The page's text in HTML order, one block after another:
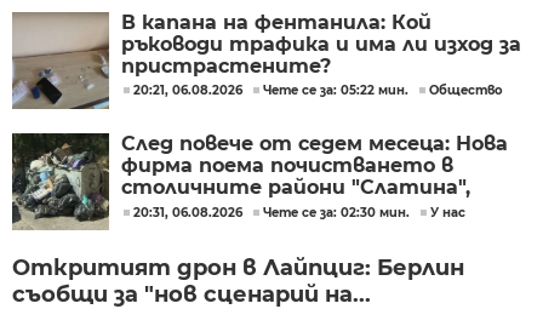
В капана на фентанила: Кой
ръководи трафика и има ли изход за
пристрастените?
20:21, 06.08.2026 Чете се за: 05:22 мин. Общество
След повече от седем месеца: Нова
фирма поема почистването в
столичните райони "Слатина",
"Подуяне" и "Изгрев"
20:31, 06.08.2026 Чете се за: 02:30 мин. У нас
Откритият дрон в Лайпциг: Берлин
съобщи за "нов сценарий на...